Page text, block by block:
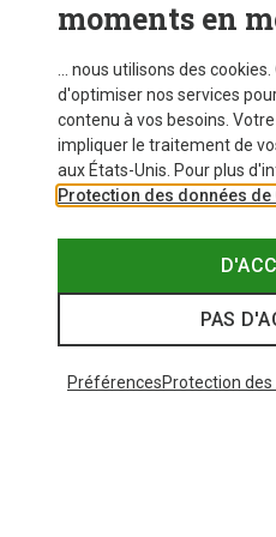
moments en
... nous utilisons des
d'optimiser nos services
contenu à vos besoins.
impliquer le traitement de
aux États-Unis. Pour plus
Protection des données de
PAS
PréférencesProtection